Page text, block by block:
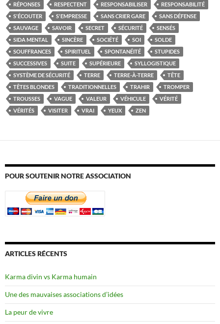
RÉPONSES
RESPECTENT RESPONSABILISER
RESPONSABILITÉ
S'ÉCOUTER
S'EMPRESSE SANS CRIER GARE
SANS DÉFENSE
SAUVAGE
SAVOIR SECRET SÉCURITÉ
SENSÉS
SIDA MENTAL
SINCÈRE SOCIÉTÉ SOI
SOLDE
SOUFFRANCES
SPIRITUEL SPONTANÉITÉ
STUPIDES
SUCCESSIVES
SUITE SUPÉRIEURE
SYLLOGISTIQUE
SYSTÈME DE SÉCURITÉ
TERRE TERRE-À-TERRE
TÊTE
TÊTES BLONDES
TRADITIONNELLES TRAHIR
TROMPER
TROUSSES
VAGUE VALEUR VÉHICULE
VÉRITÉ
VÉRITÉS
VISITER VRAI YEUX ZEN
POUR SOUTENIR NOTRE ASSOCIATION
ARTICLES RÉCENTS
Karma divin vs Karma humain
Une des mauvaises associations d’idées
La peur de vivre